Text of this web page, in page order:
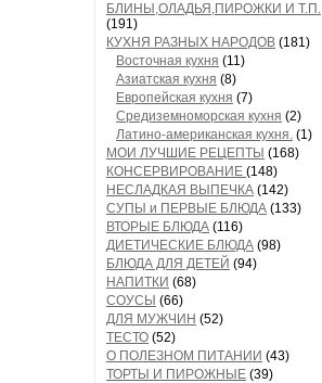
БЛИНЫ,ОЛАДЬЯ,ПИРОЖКИ И Т.П.
(191)
КУХНЯ РАЗНЫХ НАРОДОВ (181)
Восточная кухня (11)
Азиатская кухня (8)
Европейская кухня (7)
Средиземноморская кухня (2)
Латино-американская кухня. (1)
МОИ ЛУЧШИЕ РЕЦЕПТЫ (168)
КОНСЕРВИРОВАНИЕ (148)
НЕСЛАДКАЯ ВЫПЕЧКА (142)
СУПЫ и ПЕРВЫЕ БЛЮДА (133)
ВТОРЫЕ БЛЮДА (116)
ДИЕТИЧЕСКИЕ БЛЮДА (98)
БЛЮДА ДЛЯ ДЕТЕЙ (94)
НАПИТКИ (68)
СОУСЫ (66)
ДЛЯ МУЖЧИН (52)
ТЕСТО (52)
О ПОЛЕЗНОМ ПИТАНИИ (43)
ТОРТЫ И ПИРОЖНЫЕ (39)